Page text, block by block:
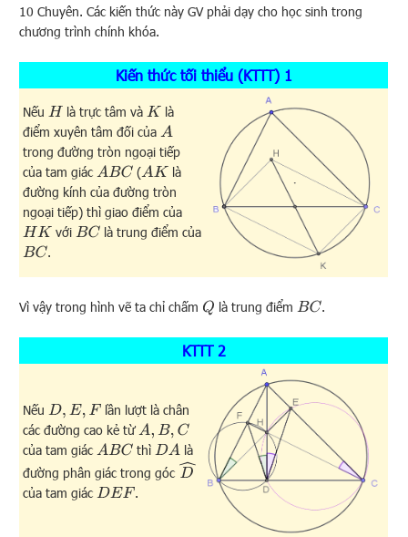
10 Chuyên. Các kiến thức này GV phải dạy cho học sinh trong
chương trình chính khóa.
Kiến thức tối thiểu (KTTT) 1
Nếu H là trực tâm và K là
điểm xuyên tâm đối của A
trong đường tròn ngoại tiếp
của tam giác ABC (AK
là
đường kính của đường tròn
ngoại tiếp) thì giao điểm của
HK với BC
là trung điểm của
BC .
Vì vậy trong hình vẽ ta chỉ chấm Q là trung điểm BC .
KTTT 2
Nếu D,E ,F
lần lượt là chân
các đường cao kẻ từA,B ,C
của tam giác ABC thì DA
là
đường phân giác trong góc D^
của tam giác DEF .